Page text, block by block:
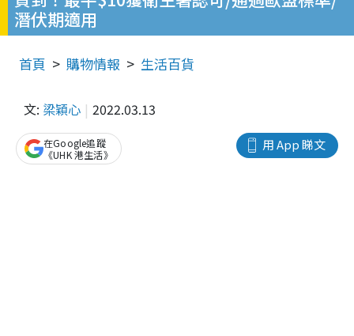
潛伏期適用
首頁 購物情報 生活百貨
文: 梁穎心 2022.03.13
用 App 睇文
在Google追蹤
《UHK 港生活》